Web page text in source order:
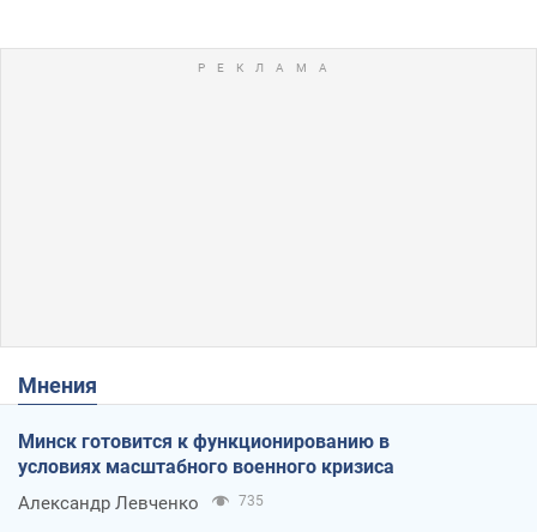
Мнения
Минск готовится к функционированию в
условиях масштабного военного кризиса
Александр Левченко 735